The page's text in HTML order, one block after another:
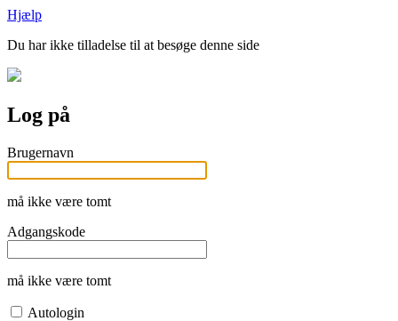
Hjælp
Du har ikke tilladelse til at besøge denne side
Log på
Brugernavn
må ikke være tomt
Adgangskode
må ikke være tomt
Autologin